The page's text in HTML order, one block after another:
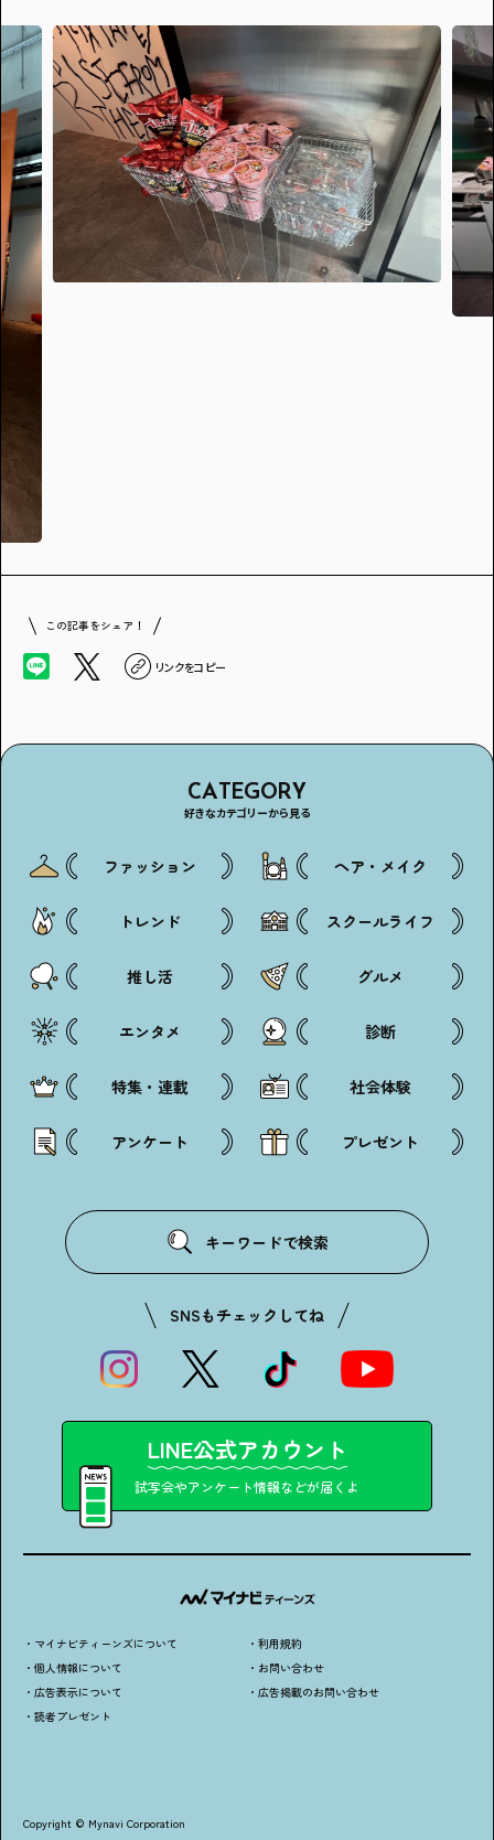
この記事をシェア！
リンクをコピー
CATEGORY
好きなカテゴリーから見る
ファッション ヘア・メイク
トレンド スクールライフ
推し活 グルメ
エンタメ 診断
特集・連載 社会体験
アンケート プレゼント
キーワードで検索
SNSもチェックしてね
LINE公式アカウント
試写会やアンケート情報などが届くよ
・マイナビティーンズについて
・個人情報について
・広告表示について
・読者プレゼント
・利用規約
・お問い合わせ
・広告掲載のお問い合わせ
Copyright © Mynavi Corporation